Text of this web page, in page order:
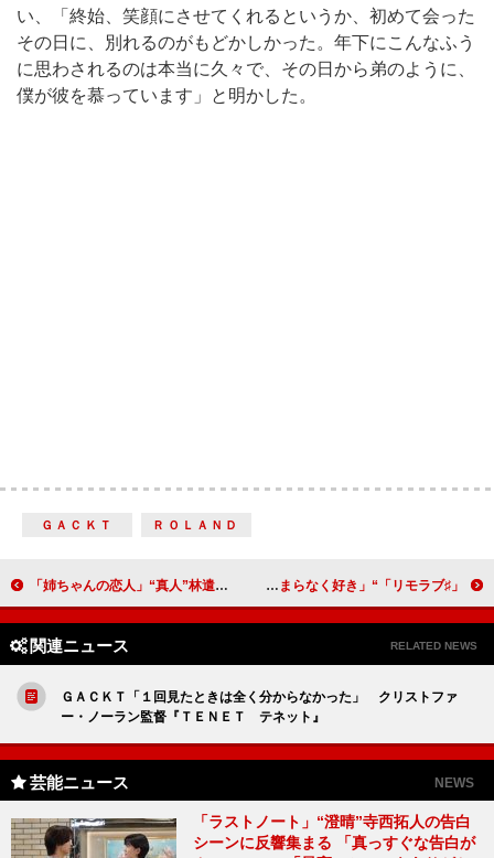
い、「終始、笑顔にさせてくれるというか、初めて会った
その日に、別れるのがもどかしかった。年下にこんなふう
に思わされるのは本当に久々で、その日から弟のように、
僕が彼を慕っています」と明かした。
ＧＡＣＫＴ ＲＯＬＡＮＤ
「姉ちゃんの恋人」“真人”林遣都が元カノに遭遇 さらなる波乱の展開に「しんどくて泣いた」 「♯リモラブ」“青林”松下洸平に恋する視聴者が急増 「青ちゃんがたまらなく好き」
関連ニュース RELATED NEWS
ＧＡＣＫＴ「１回見たときは全く分からなかった」 クリストファ
ー・ノーラン監督『ＴＥＮＥＴ テネット』
芸能ニュース NEWS
「ラストノート」“澄晴”寺西拓人の告白
シーンに反響集まる 「真っすぐな告白が